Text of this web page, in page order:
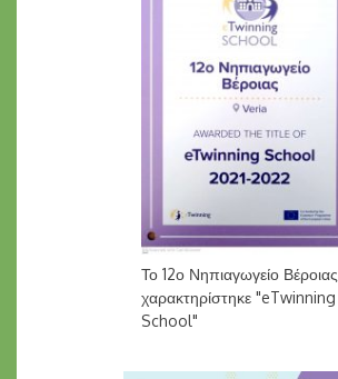
Το 12ο Νηπιαγωγείο Βέροιας
χαρακτηρίστηκε "eTwinning
School"